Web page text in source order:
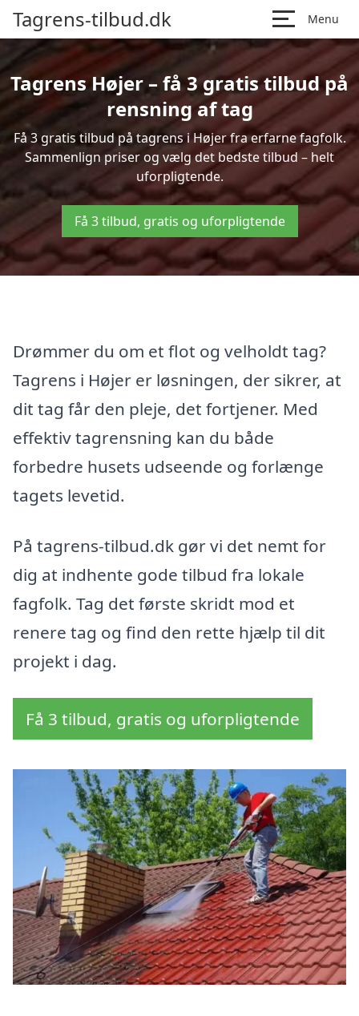
Tagrens-tilbud.dk Menu
Tagrens Højer – få 3 gratis tilbud på
rensning af tag
Få 3 gratis tilbud på tagrens i Højer fra erfarne fagfolk.
Sammenlign priser og vælg det bedste tilbud – helt
uforpligtende.
Få 3 tilbud, gratis og uforpligtende
Drømmer du om et flot og velholdt tag?
Tagrens i Højer er løsningen, der sikrer, at
dit tag får den pleje, det fortjener. Med
effektiv tagrensning kan du både
forbedre husets udseende og forlænge
tagets levetid.
På tagrens-tilbud.dk gør vi det nemt for
dig at indhente gode tilbud fra lokale
fagfolk. Tag det første skridt mod et
renere tag og find den rette hjælp til dit
projekt i dag.
Få 3 tilbud, gratis og uforpligtende